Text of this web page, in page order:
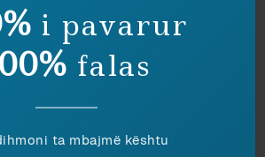
i pavarur
falas
ta mbajmë kështu